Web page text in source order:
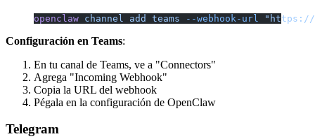
openclaw channel add teams --webhook-url "https://
Configuración en Teams:
En tu canal de Teams, ve a "Connectors"
Agrega "Incoming Webhook"
Copia la URL del webhook
Pégala en la configuración de OpenClaw
Telegram